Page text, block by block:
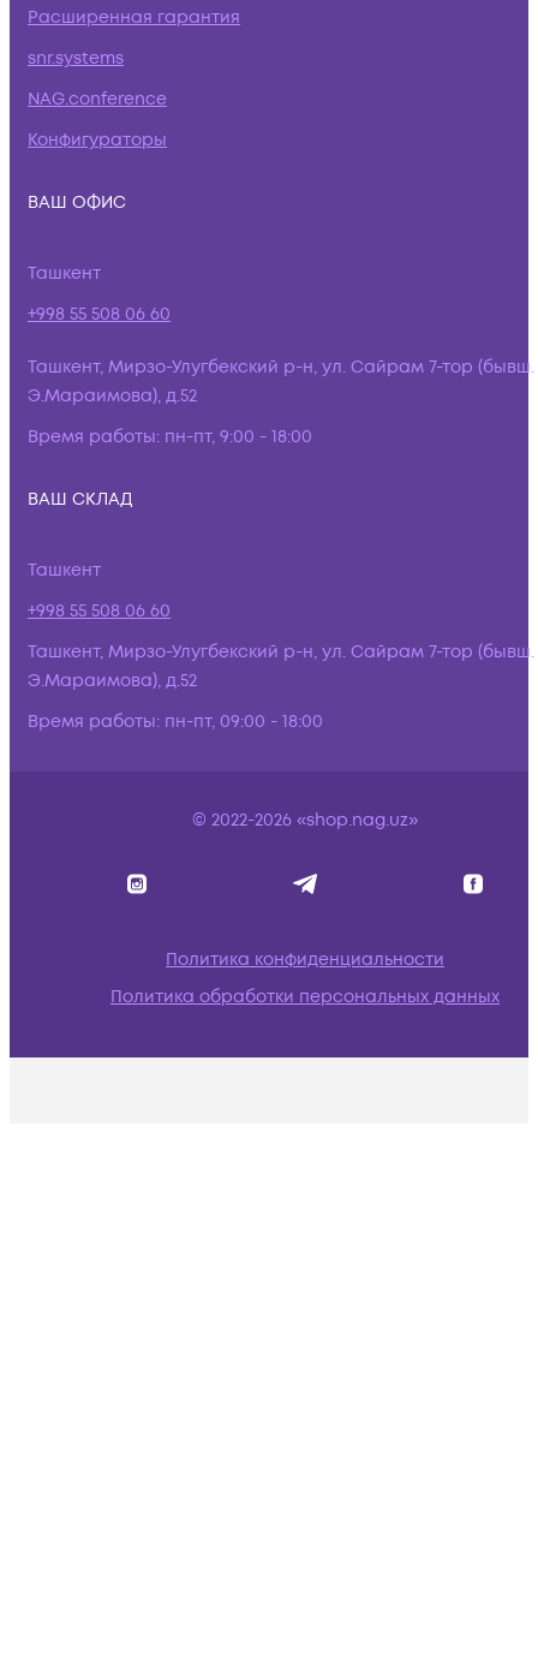
Расширенная гарантия
snr.systems
NAG.conference
Конфигураторы
ВАШ ОФИС
Ташкент
+998 55 508 06 60
Ташкент, Мирзо-Улугбекский р-н, ул. Сайрам 7-тор (бывш.
Э.Мараимова), д.52
Время работы: пн-пт, 9:00 - 18:00
ВАШ СКЛАД
Ташкент
+998 55 508 06 60
Ташкент, Мирзо-Улугбекский р-н, ул. Сайрам 7-тор (бывш.
Э.Мараимова), д.52
Время работы: пн-пт, 09:00 - 18:00
© 2022-2026 «shop.nag.uz»
Политика конфиденциальности
Политика обработки персональных данных